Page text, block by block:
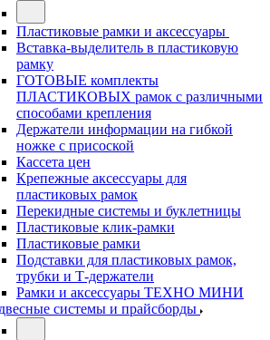
Пластиковые рамки и аксессуары
Вставка-выделитель в пластиковую
рамку
ГОТОВЫЕ комплекты
ПЛАСТИКОВЫХ рамок с различными
способами крепления
Держатели информации на гибкой
ножке с присоской
Кассета цен
Крепежные аксессуары для
пластиковых рамок
Перекидные системы и буклетницы
Пластиковые клик-рамки
Пластиковые рамки
Подставки для пластиковых рамок,
трубки и Т-держатели
Рамки и аксессуары ТЕХНО МИНИ
системы и прайсборды